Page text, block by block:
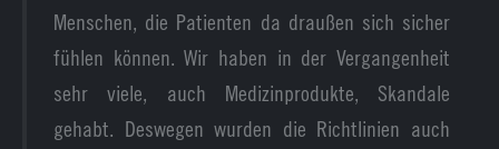
Menschen, die Patienten da draußen sich sicher
fühlen können. Wir haben in der Vergangenheit
sehr viele, auch Medizinprodukte, Skandale
gehabt. Deswegen wurden die Richtlinien auch